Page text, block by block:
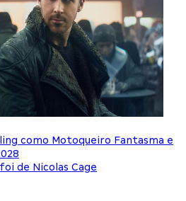
como Motoqueiro Fantasma e
de Nicolas Cage